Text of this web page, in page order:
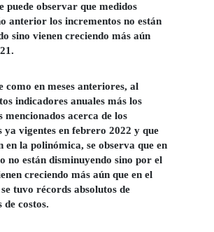
puede observar que medidos
anterior los incrementos no están
sino vienen creciendo más aún
como en meses anteriores, al
indicadores anuales más los
mencionados acerca de los
ya vigentes en febrero 2022 y que
en la polinómica, se observa que en
no están disminuyendo sino por el
creciendo más aún que en el
tuvo récords absolutos de
de costos.